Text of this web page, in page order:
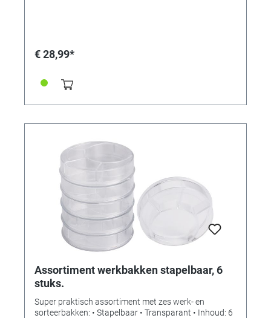
€ 28,99*
Assortiment werkbakken stapelbaar, 6
stuks.
Super praktisch assortiment met zes werk- en
sorteerbakken: • Stapelbaar • Transparant • Inhoud: 6